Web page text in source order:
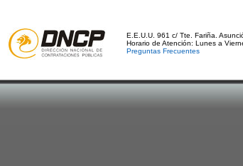
E.E.U.U. 961 c/ Tte. Fariña.
Horario de Atención: Lunes a
Preguntas Frecuentes